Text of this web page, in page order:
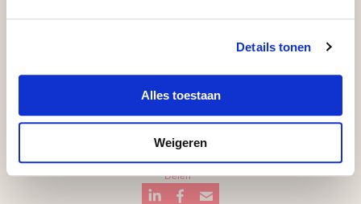
Details tonen
Alles toestaan
Weigeren
ontwikkeld.
Nanoek tijdens het maakproces van de voorstelling
MELK met een bedrag van € 20.000,-.
Delen